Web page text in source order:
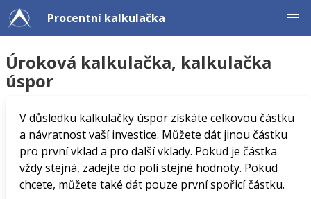
Procentní kalkulačka
Úroková kalkulačka, kalkulačka
úspor
V důsledku kalkulačky úspor získáte celkovou částku
a návratnost vaší investice. Můžete dát jinou částku
pro první vklad a pro další vklady. Pokud je částka
vždy stejná, zadejte do polí stejné hodnoty. Pokud
chcete, můžete také dát pouze první spořicí částku.